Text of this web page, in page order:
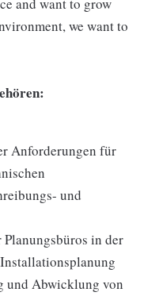
we want to
Anforderungen für
und
in der
und Abwicklung von